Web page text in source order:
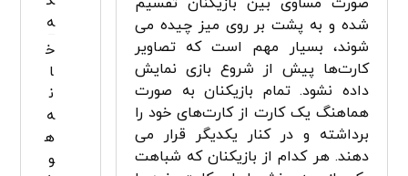
شده و به پشت بر روی میز چیده می­‌
شوند، بسیار مهم است که تصاویر
کارت­‌ها پیش از شروع بازی نمایش
داده نشود. تمام بازیکنان به صورت
هماهنگ یک کارت از کارت­‌های خود را
برداشته و در کنار یکدیگر قرار می­‌
دهند. هر کدام از بازیکنان که شباهت
ه
خ
ا
ن
ه
ه
و